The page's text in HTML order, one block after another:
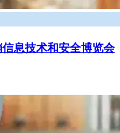
息技术和安全博览会